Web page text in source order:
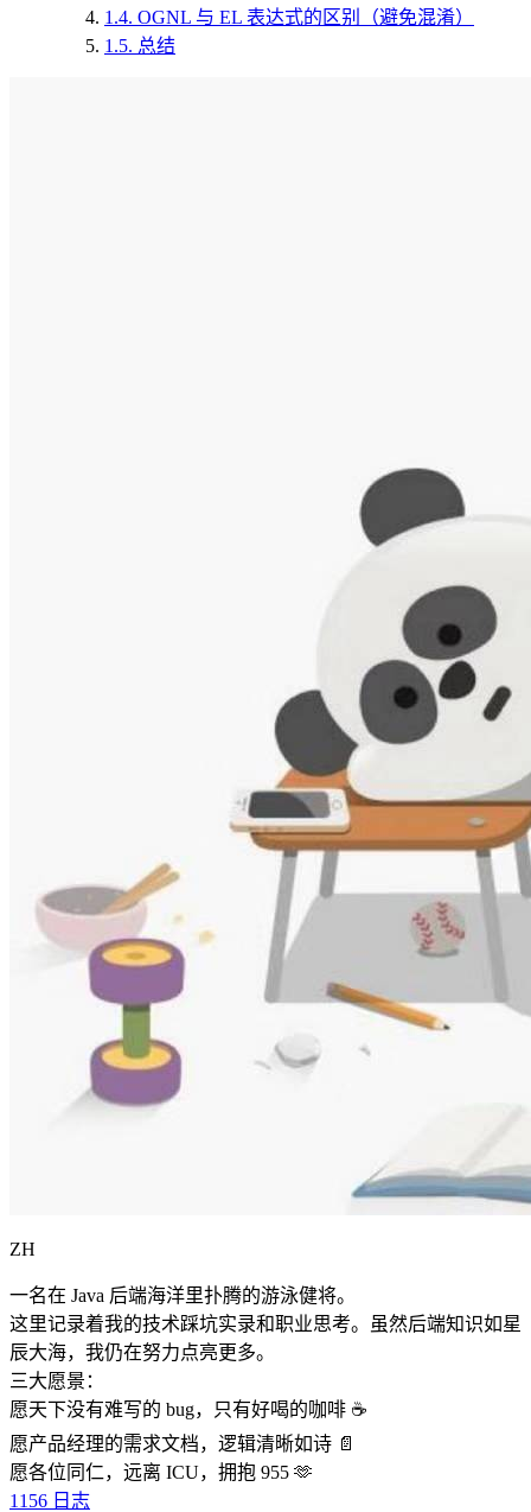
1.4. OGNL 与 EL 表达式的区别（避免混淆）
1.5. 总结
ZH
一名在 Java 后端海洋里扑腾的游泳健将。
这里记录着我的技术踩坑实录和职业思考。虽然后端知识如星
辰大海，我仍在努力点亮更多。
三大愿景：
愿天下没有难写的 bug，只有好喝的咖啡 ☕️
愿产品经理的需求文档，逻辑清晰如诗 📄
愿各位同仁，远离 ICU，拥抱 955 🫶
1156 日志